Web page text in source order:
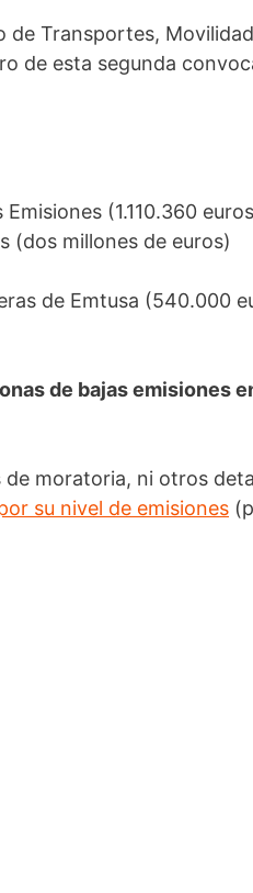
Transportes,
de esta segunda
(1.110.360
(dos millones de euros)
de Emtusa (540.000
de bajas emisiones
moratoria, ni otros
su nivel de emisiones